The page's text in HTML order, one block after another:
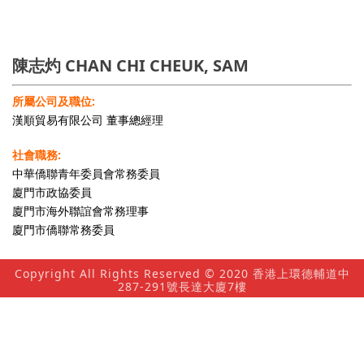
陳志灼 CHAN CHI CHEUK, SAM
所屬公司及職位:
漢順貿易有限公司 董事總經理
社會職務:
中華僑聯青年委員會常務委員
廈門市政協委員
廈門市海外聯誼會常務理事
廈門市僑聯常務委員
Copyright All Rights Reserved © 2020 香港上環德輔道中
287-291號長達大廈7樓